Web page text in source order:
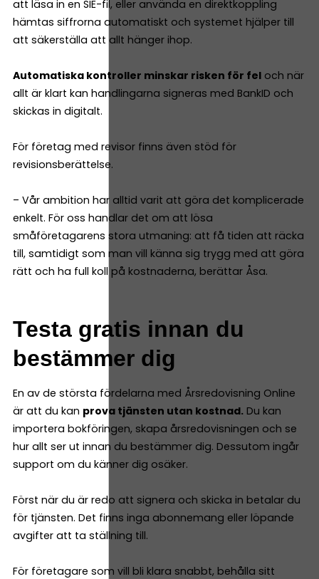
att läsa in en SIE-fil, eller använda en direktkoppling
hämtas siffrorna automatiskt och systemet hjälper till
att säkerställa att allt hänger ihop.
Automatiska kontroller minskar risken för fel och när
allt är klart kan handlingarna signeras med BankID och
skickas in digitalt.
För företag med revisor finns även stöd för
revisionsberättelse.
– Vår ambition har alltid varit att göra det komplicerade
enkelt. För oss handlar det om att lösa
småföretagarens stora utmaning: att få tiden att räcka
till, samtidigt som man vill känna sig trygg med att göra
rätt och ha full koll på kostnaderna, berättar Åsa.
Testa gratis innan du
bestämmer dig
En av de största fördelarna med Årsredovisning Online
är att du kan prova tjänsten utan kostnad. Du kan
importera bokföringen, skapa årsredovisningen och se
hur allt ser ut innan du bestämmer dig. Dessutom ingår
support om du känner dig osäker.
Först när du är redo att signera och skicka in betalar du
för tjänsten. Det finns inga abonnemang eller löpande
avgifter att ta ställning till.
För företagare som vill bli klara snabbt, behålla sitt